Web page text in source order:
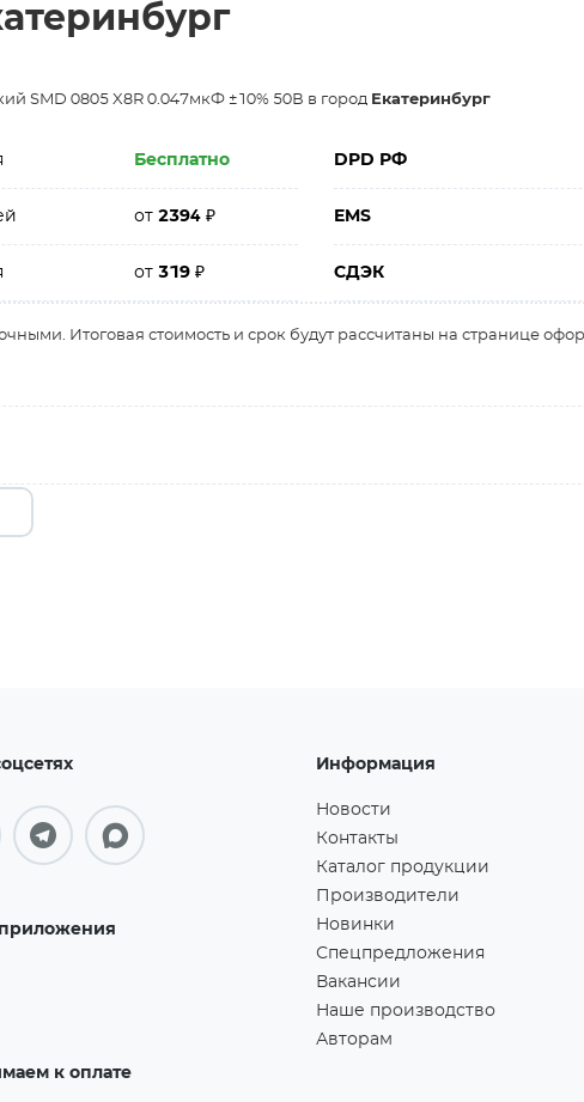
SMD 0805 X8R 0.047мкФ ±10% 50В в город Екатеринбург
Бесплатно DPD РФ
от2394₽ EMS
от319₽ СДЭК
Итоговая стоимость и срок будут рассчитаны на странице
к оплате
Информация
Новости
Контакты
Каталог продукции
Производители
Новинки
Спецпредложения
Вакансии
Наше производство
Авторам